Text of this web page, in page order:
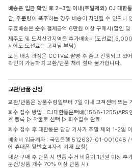
배송은 입금 확인 후 2~3일 이내(주말제외) CJ 대한
단, 주문량이 폭주하는 경우 배송이 지연될 수 있으니
무료배송은 순수 결제금액 6만원 이상 구매시(할인 및
제주도 및 도서산간지역은 추가배송비(도선료)
시에도 도선료는 고객님 부담)
모든 배송 과정은 CCTV로 촬영 후 출고 진행되고 있
확인이 가능하며 교환/반품 처리 절대 불가합니다.
교환/반품 신청
교환/반품은 상품수령일부터 7일 이내 고객센터 또는
회수 접수 방법 : CJ대한통운택배(1588-1255)ARS
호 등록 ▷ 착불로 선택 ▷ 회수접수 완료
회수 접수 후 대한통운 담당 기사가 주말 제외 1-2일
배송비 입금계좌 : 국민은행 512637-01-001048 /
에 휴대폰 뒷번호 4자리 기재 요청)
대량 구매 후 반품 시 반품 수거 비용이 1만원 이상
문건/상품 개수 70% 이상 반품 시)